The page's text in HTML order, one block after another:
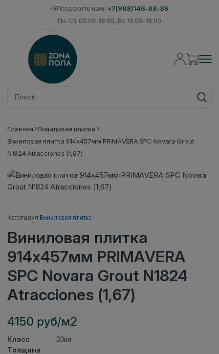
Позвоните нам: +7(988)146-88-86
Пн-Сб 09:00-18:00, Вс 10:00-16:00
Главная
Виниловая плитка
Виниловая плитка 914x457мм PRIMAVERA SPC Novara Grout
N1824 Atracciones (1,67)
Категория:Виниловая плитка
Виниловая плитка
914x457мм PRIMAVERA
SPC Novara Grout N1824
Atracciones (1,67)
4150 руб/м2
Класс
33кл
Толщина